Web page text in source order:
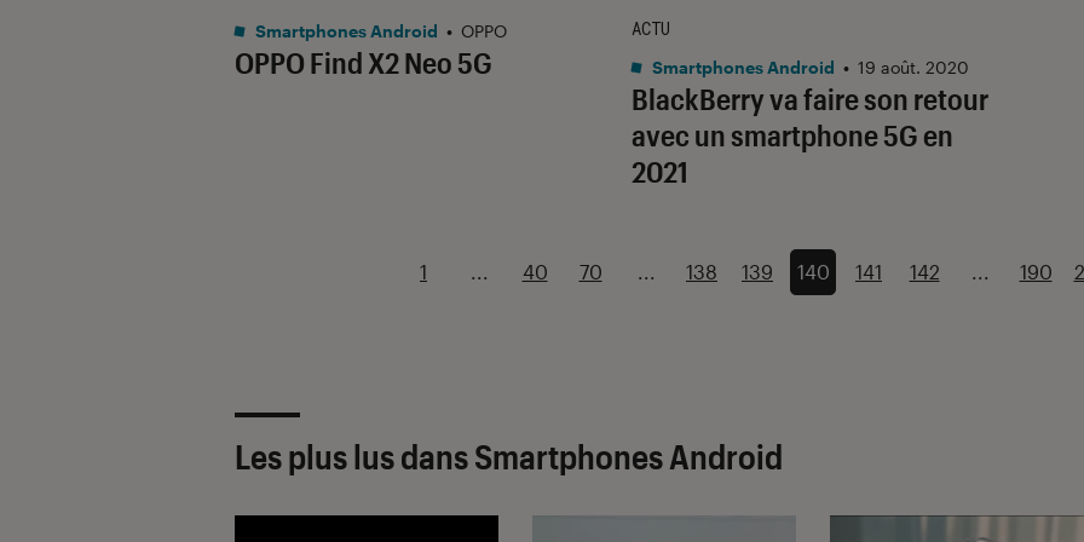
OPPO Find X2 Neo 5G
Smartphones Android • OPPO
BlackBerry va faire son retour
avec un smartphone 5G en
2021
ACTU
Smartphones Android • 19 août. 2020
1 ... 40 70 ... 138 139 140 141 142 ... 190
Les plus lus dans Smartphones Android